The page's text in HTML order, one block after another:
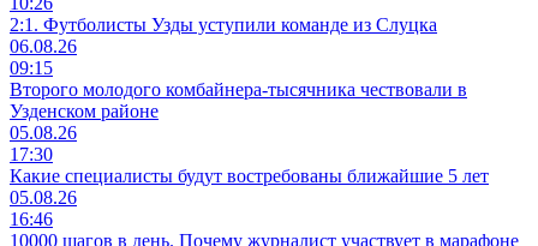
2:1. Футболисты Узды уступили команде из Слуцка
06.08.26
09:15
Второго молодого комбайнера-тысячника чествовали в
Узденском районе
05.08.26
17:30
Какие специалисты будут востребованы ближайшие 5 лет
05.08.26
16:46
10000 шагов в день. Почему журналист участвует в марафоне